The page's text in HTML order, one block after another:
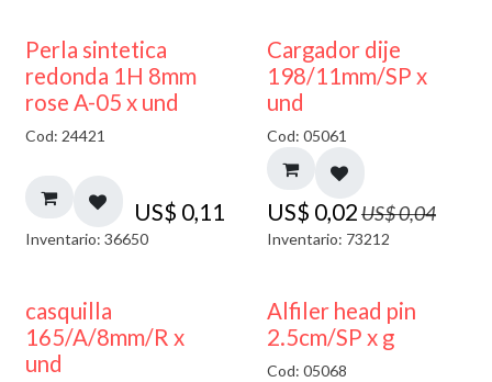
Perla sintetica
redonda 1H 8mm
rose A-05 x und
Cod: 24421
US$ 0,11
Inventario: 36650
50% DESCUENTO
Cargador dije
198/11mm/SP x
und
Cod: 05061
US$ 0,02US$0,04
Inventario: 73212
casquilla
165/A/8mm/R x
und
Alfiler head pin
2.5cm/SP x g
Cod: 05068